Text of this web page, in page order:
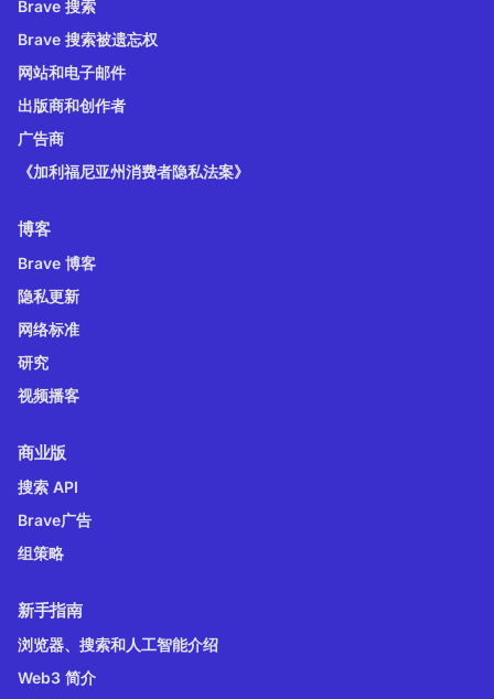
Brave 搜索
Brave 搜索被遗忘权
网站和电子邮件
出版商和创作者
广告商
《加利福尼亚州消费者隐私法案》
博客
Brave 博客
隐私更新
网络标准
研究
视频播客
商业版
搜索 API
Brave广告
组策略
新手指南
浏览器、搜索和人工智能介绍
Web3 简介